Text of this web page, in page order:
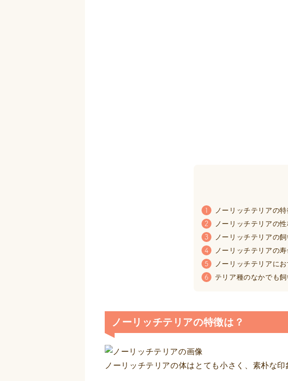
1 ノーリッチテリアの特
2 ノーリッチテリアの性
3 ノーリッチテリアの
4 ノーリッチテリアの
5 ノーリッチテリアに
6 テリア種のなかでも
ノーリッチテリアの特徴は？
ノーリッチテリアの体はとても小さく、素朴な印